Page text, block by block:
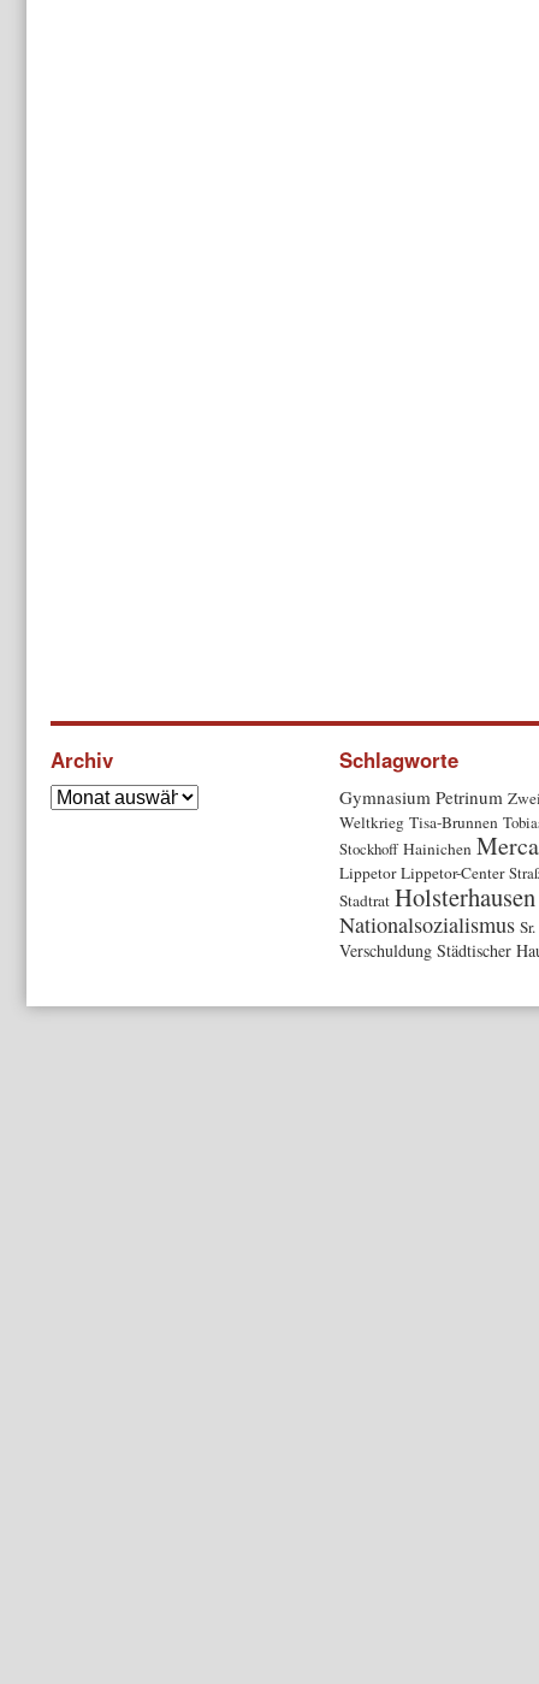
Archiv Schlagworte
Gymnasium Petrinum
Weltkrieg Tisa-Brunnen
Stockhoff Hainichen
Lippetor Lippetor-Center
Stadtrat Holsterhausen
Nationalsozialismus
Verschuldung Städtischer